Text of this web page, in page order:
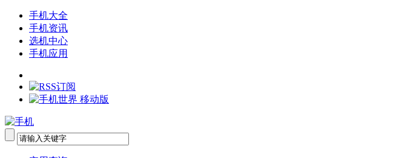
手机大全
手机资讯
选机中心
手机应用